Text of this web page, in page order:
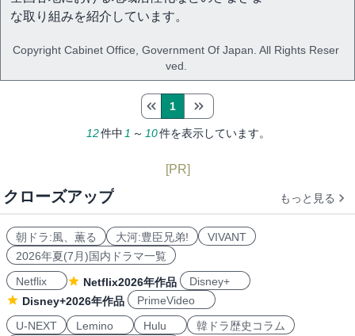
な取り組みを紹介しています。
Copyright Cabinet Office, Government Of Japan. All Rights Reser
ved.
12件中 1 ～ 10件を表示しています。
1
[PR]
クローズアップ もっと見る
朝ドラ:風、薫る 大河:豊臣兄弟!
VIVANT
2026年夏(7月)国内ドラマ一覧
Netflix
Netflix2026年作品
Disney+
Disney+2026年作品
PrimeVideo
U-NEXT
Lemino Hulu
韓ドラ歴史コラム